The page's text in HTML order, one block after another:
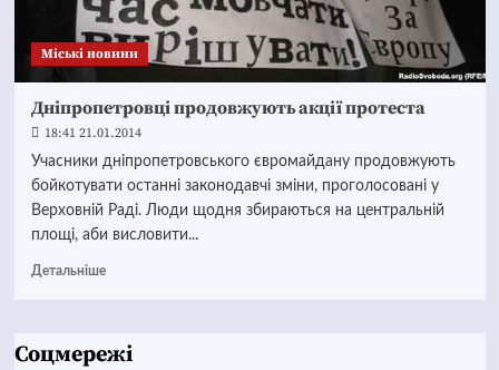
Mіські новини
Дніпропетровці продовжують акції протеста
18:41 21.01.2014
Учасники дніпропетровського євромайдану продовжують
бойкотувати останні законодавчі зміни, проголосовані у
Верховній Раді. Люди щодня збираються на центральній
площі, аби висловити...
Детальніше
Соцмережі